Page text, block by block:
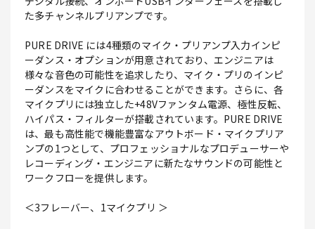
た多チャンネルプリアンプです。
PURE DRIVE には4種類のマイク・プリアンプ入力インピ
ーダンス・オプションが用意されており、エンジニアは
様々な音色の可能性を追求したり、マイク・プリのインピ
ーダンスをマイクに合わせることができます。さらに、各
マイクプリには独立した+48Vファンタム電源、極性反転、
ハイパス・フィルターが搭載されています。PURE DRIVE
は、最も高性能で機能豊富なアウトボード・マイクプリア
ンプの1つとして、プロフェッショナルなプロデューサーや
レコーディング・エンジニアに新たなサウンドの可能性と
ワークフローを提供します。
＜3フレーバー、1マイクプリ ＞